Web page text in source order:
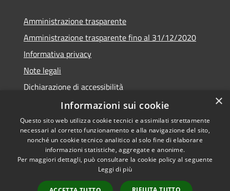
Amministrazione trasparente
Amministrazione trasparente fino al 31/12/2020
Informativa privacy
Note legali
Dichiarazione di accessibilità
Accessibilità
Privacy
Mappa del sito
Copyright © 2026 • Comune di
Teramo • Powered by
Municipium• Accesso
×
Informazioni sui cookie
Questo sito web utilizza cookie tecnici e assimilati strettamente
necessari al corretto funzionamento e alla navigazione del sito,
nonché un cookie tecnico analitico al solo fine di elaborare
informazioni statistiche, aggregate e anonime.
Per maggiori dettagli, può consultare la cookie policy al seguente
Leggi di più